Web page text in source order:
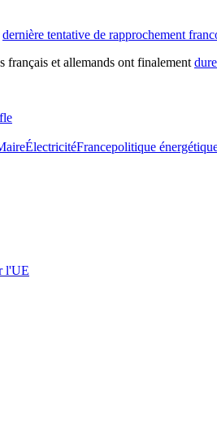
dernière tentative de rapprochement
français et allemands ont finalement
ÉlectricitéFrancepolitique
l'UE